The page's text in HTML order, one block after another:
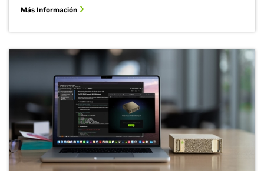
calidad y la productividad mediante inspección visual
Mira el Video
Más Información